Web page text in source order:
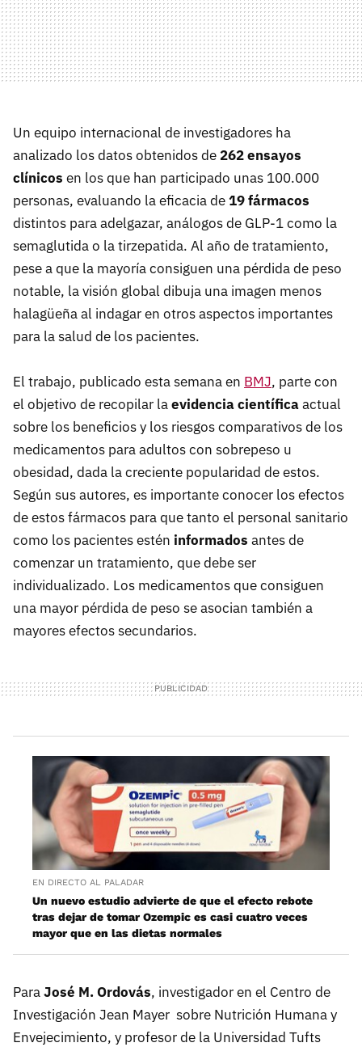
Un equipo internacional de investigadores ha
analizado los datos obtenidos de 262 ensayos
clínicos en los que han participado unas 100.000
personas, evaluando la eficacia de19 fármacos
distintos para adelgazar, análogos de GLP-1 como la
semaglutida o la tirzepatida. Al año de tratamiento,
pese a que la mayoría consiguen una pérdida de peso
notable, la visión global dibuja una imagen menos
halagüeña al indagar en otros aspectos importantes
para la salud de los pacientes.
El trabajo, publicado esta semana en BMJ, parte con
el objetivo de recopilar laevidencia científicaactual
sobre los beneficios y los riesgos comparativos de los
medicamentos para adultos con sobrepeso u
obesidad, dada la creciente popularidad de estos.
Según sus autores, es importante conocer los efectos
de estos fármacos para que tanto el personal sanitario
como los pacientes estén informados antes de
comenzar un tratamiento, que debe ser
individualizado. Los medicamentos que consiguen
una mayor pérdida de peso se asocian también a
mayores efectos secundarios.
EN DIRECTO AL PALADAR
Un nuevo estudio advierte de que el efecto rebote
tras dejar de tomar Ozempic es casi cuatro veces
mayor que en las dietas normales
ParaJosé M. Ordovás, investigador en el Centro de
Investigación Jean Mayer sobre Nutrición Humana y
Envejecimiento, y profesor de la Universidad Tufts